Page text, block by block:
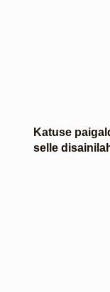
Katuse
selle